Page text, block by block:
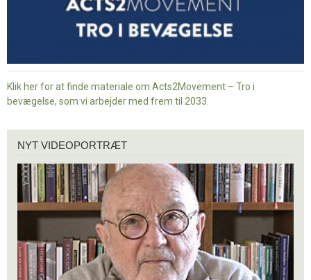
Klik her for at finde materiale om Acts2Movement – Tro i
bevægelse, som vi arbejder med frem til 2033.
videoportræt
NYT VIDEOPORTRÆT